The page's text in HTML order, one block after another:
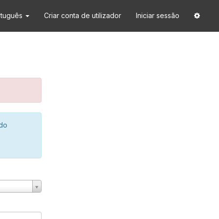
Criar conta de utilizador Iniciar sessão